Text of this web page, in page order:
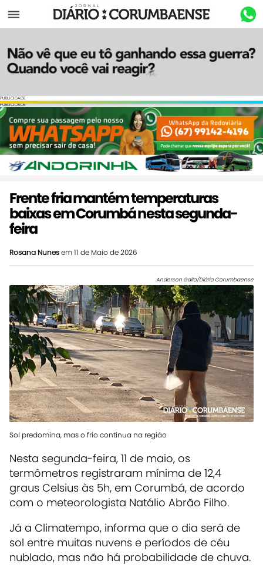
Menu
PUBLICIDADE
PUBLICIDADE
Frente fria mantém temperaturas
baixas em Corumbá nesta segunda-
feira
Rosana Nunesem 11 de Maio de 2026
Anderson Gallo/Diário Corumbaense
Sol predomina, mas o frio continua na região
Nesta segunda-feira, 11 de maio, os
termômetros registraram mínima de 12,4
graus Celsius às 5h, em Corumbá, de acordo
com o meteorologista Natálio Abrão Filho.
Já a Climatempo, informa que o dia será de
sol entre muitas nuvens e períodos de céu
nublado, mas não há probabilidade de chuva.